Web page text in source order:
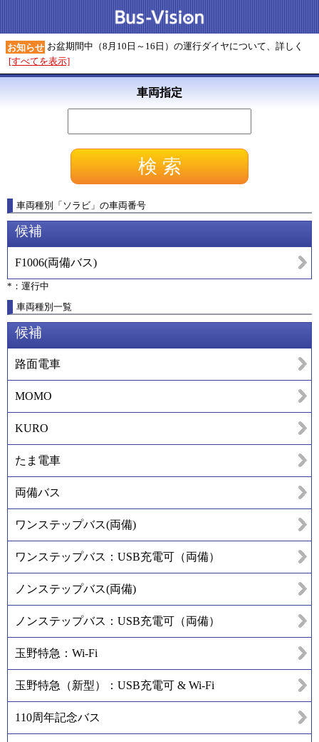
お知らせ お盆期間中（8月10日～16日）の運行ダイヤについて、詳しく
[すべてを表示]
車両指定
車両種別 「 ソラビ 」 の車両番号
候補
F1006(両備バス)
*：運行中
車両種別一覧
候補
路面電車
MOMO
KURO
たま電車
両備バス
ワンステップバス(両備)
ワンステップバス：USB充電可（両備）
ノンステップバス(両備)
ノンステップバス：USB充電可（両備）
玉野特急：Wi-Fi
玉野特急（新型）：USB充電可 & Wi-Fi
110周年記念バス